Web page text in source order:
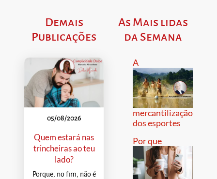
Demais
Publicações
05/08/2026
Quem estará nas
trincheiras ao teu
lado?
Porque, no fim, não é
As Mais lidas
da Semana
A
mercantilização
dos esportes
Por que